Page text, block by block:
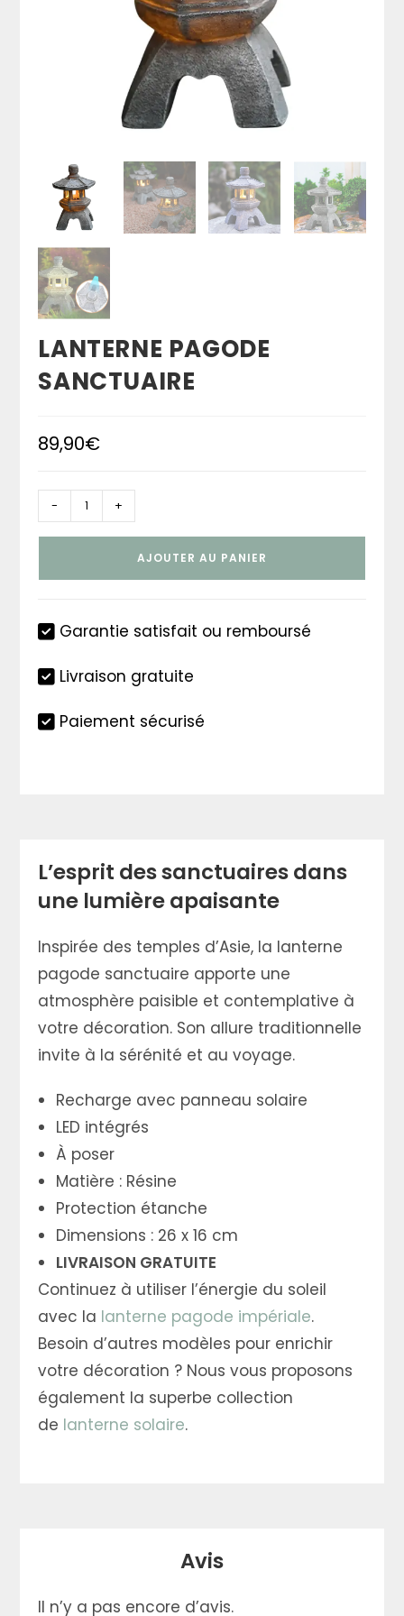
LANTERNE PAGODE
SANCTUAIRE
89,90€
quantité
de
- +
AJOUTER AU PANIER
Garantie satisfait ou remboursé
Livraison gratuite
Paiement sécurisé
L’esprit des sanctuaires dans
une lumière apaisante
Inspirée des temples d’Asie, la lanterne
pagode sanctuaire apporte une
atmosphère paisible et contemplative à
votre décoration. Son allure traditionnelle
invite à la sérénité et au voyage.
Recharge avec panneau solaire
LED intégrés
À poser
Matière : Résine
Protection étanche
Dimensions : 26 x 16 cm
LIVRAISON GRATUITE
Continuez à utiliser l’énergie du soleil
avec la lanterne pagode impériale.
Besoin d’autres modèles pour enrichir
votre décoration ? Nous vous proposons
également la superbe collection
de lanterne solaire.
Avis
Il n’y a pas encore d’avis.